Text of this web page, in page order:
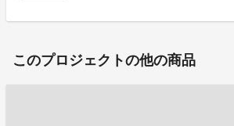
このプロジェクトの他の商品